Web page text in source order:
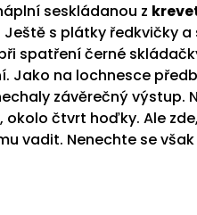
seskládanou z
Ještě s plátky ředkvičky
spatření černé
Jako na lochnesce
závěrečný výstup.
čtvrt hoďky. Ale
vadit. Nenechte se